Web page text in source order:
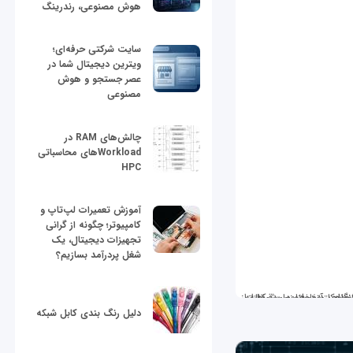
هوش مصنوعی، رندرینگ
سایت شرکتی حرفه‌ای؛
ویترین دیجیتال شما در
عصر جستجو و هوش
مصنوعی
چالش‌های RAM در
Workloadهای محاسباتی
HPC
آموزش تعمیرات لپ‌تاپ و
کامپیوتر؛ چگونه از گرانی
تجهیزات دیجیتال، یک
شغل پردرآمد بسازیم؟
دلیل رنگ بندی کابل شبکه